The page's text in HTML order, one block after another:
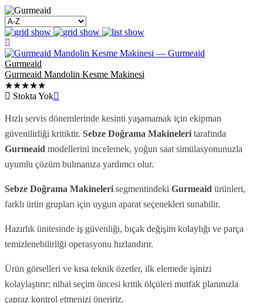
Gurmeaid
Gurmeaid Mandolin Kesme Makinesi
★★★★★
Stokta Yok
Hızlı servis dönemlerinde kesinti yaşamamak için ekipman
güvenilirliği kritiktir. Sebze Doğrama Makineleri tarafında
Gurmeaid modellerini incelemek, yoğun saat simülasyonunuzla
uyumlu çözüm bulmanıza yardımcı olur.
Sebze Doğrama Makineleri segmentindeki Gurmeaid ürünleri,
farklı ürün grupları için uygun aparat seçenekleri sunabilir.
Hazırlık ünitesinde iş güvenliği, bıçak değişim kolaylığı ve parça
temizlenebilirliği operasyonu hızlandırır.
Ürün görselleri ve kısa teknik özetler, ilk elemede işinizi
kolaylaştırır; nihai seçim öncesi kritik ölçüleri mutfak planınızla
çapraz kontrol etmenizi öneririz.